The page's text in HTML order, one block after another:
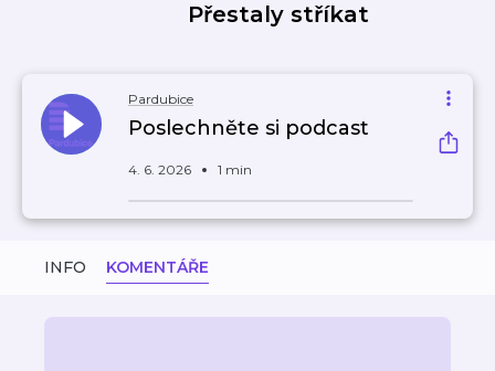
Přestaly stříkat
Pardubice
Poslechněte si podcast
4. 6. 2026 1 min
INFO KOMENTÁŘE